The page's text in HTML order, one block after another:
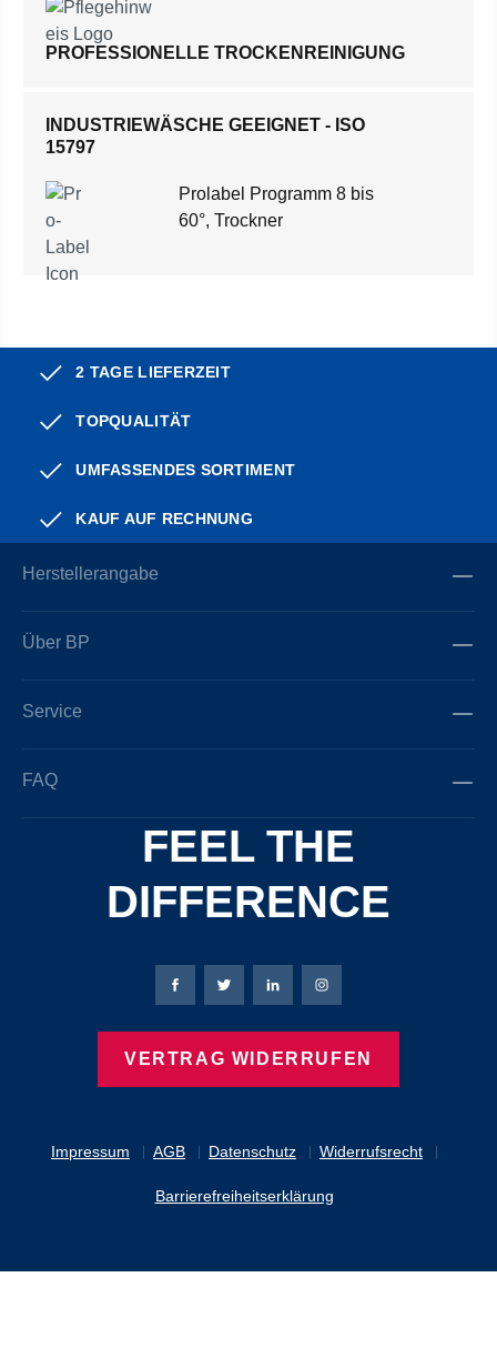
PROFESSIONELLE TROCKENREINIGUNG
INDUSTRIEWÄSCHE GEEIGNET - ISO
15797
Prolabel Programm 8 bis
60°, Trockner
2 TAGE LIEFERZEIT
TOPQUALITÄT
UMFASSENDES SORTIMENT
KAUF AUF RECHNUNG
Herstellerangabe
Über BP
Service
FAQ
FEEL THE
DIFFERENCE
Impressum AGB Datenschutz Widerrufsrecht
Barrierefreiheitserklärung
Bierbaum-Proenen Facebook-Seite
Bierbaum-Proenen Twitter Seite
Bierbaum-Proenen LinkedIn
Bierbaum-Proenen
VERTRAG WIDERRUFEN